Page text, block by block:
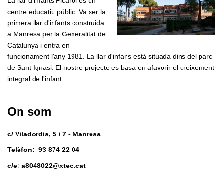
centre educatiu públic. Va ser la
primera llar d'infants construida
a Manresa per la Generalitat de
Catalunya i entra en
funcionament l'any 1981. La llar d'infans està situada dins del parc
de Sant Ignasi. El nostre projecte es basa en afavorir el creixement
integral de l'infant.
On som
c/ Viladordis, 5 i 7 - Manresa
Telèfon: 93 874 22 04
c/e: a8048022@xtec.cat